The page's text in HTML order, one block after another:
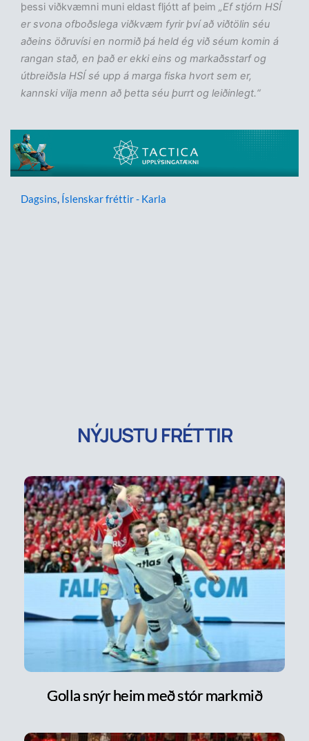
þessi viðkvæmni muni eldast fljótt af þeim „Ef stjórn HSÍ
er svona ofboðslega viðkvæm fyrir því að viðtölin séu
aðeins öðruvísi en normið þá held ég við séum komin á
rangan stað, en það er ekki eins og markaðsstarf og
útbreiðsla HSÍ sé upp á marga fiska hvort sem er,
kannski vilja menn að þetta séu þurrt og leiðinlegt.“
Dagsins, Íslenskar fréttir - Karla
NÝJUSTU FRÉTTIR
Golla snýr heim með stór markmið